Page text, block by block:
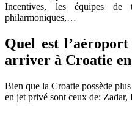
Incentives, les équipes de
philarmoniques,…
Quel est
arriver à Croatie
Bien que la Croatie possède
en jet privé sont ceux de: